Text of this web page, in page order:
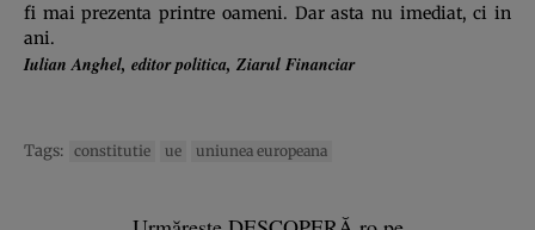
fi mai prezenta printre oameni. Dar asta nu imediat, ci in
ani.
Iulian Anghel, editor politica, Ziarul Financiar
Tags: constitutie ue uniunea europeana